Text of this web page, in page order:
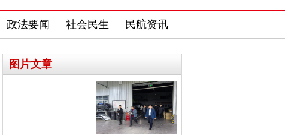
政法要闻 社会民生 民航资讯
图片文章